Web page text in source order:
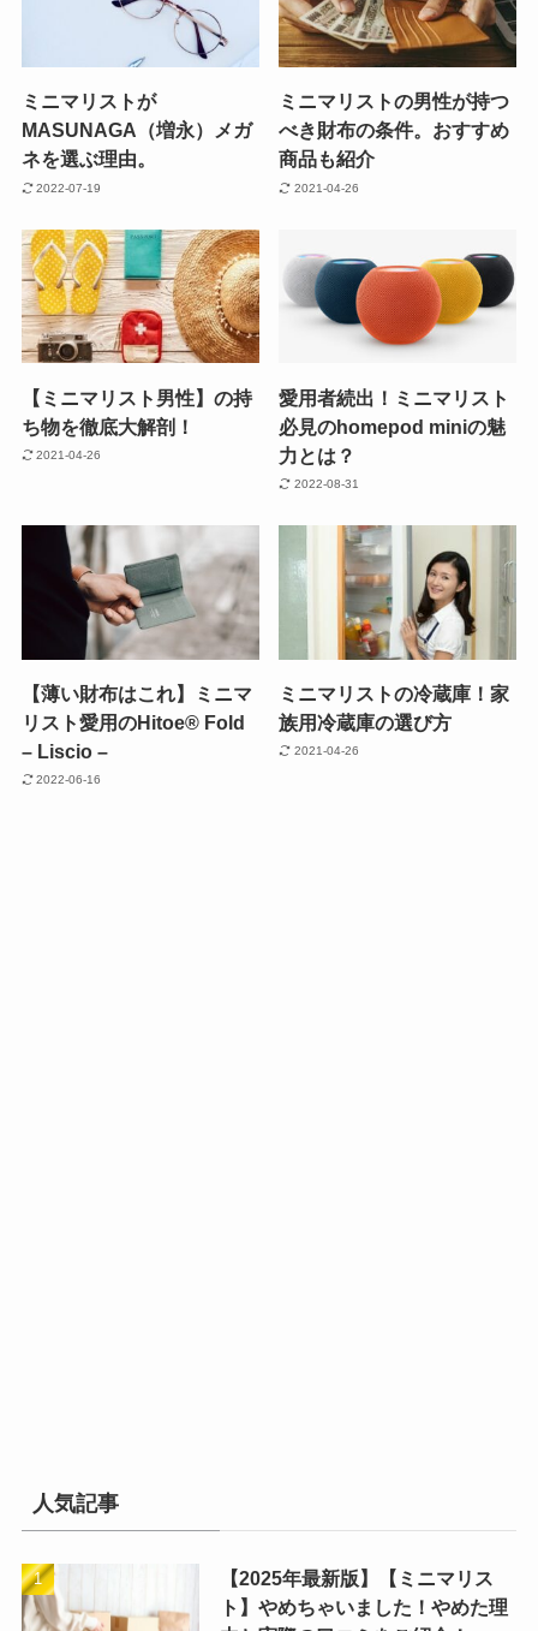
ミニマリストが
MASUNAGA（増永）メガ
ネを選ぶ理由。
2022-07-19
ミニマリストの男性が持つ
べき財布の条件。おすすめ
商品も紹介
2021-04-26
【ミニマリスト男性】の持
ち物を徹底大解剖！
2021-04-26
愛用者続出！ミニマリスト
必見のhomepod miniの魅
力とは？
2022-08-31
【薄い財布はこれ】ミニマ
リスト愛用のHitoe® Fold
– Liscio –
2022-06-16
ミニマリストの冷蔵庫！家
族用冷蔵庫の選び方
2021-04-26
人気記事
【2025年最新版】【ミニマリス
ト】やめちゃいました！やめた理